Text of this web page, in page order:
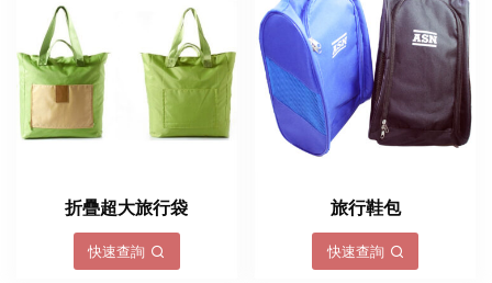
折疊超大旅行袋
快速查詢
旅行鞋包
快速查詢